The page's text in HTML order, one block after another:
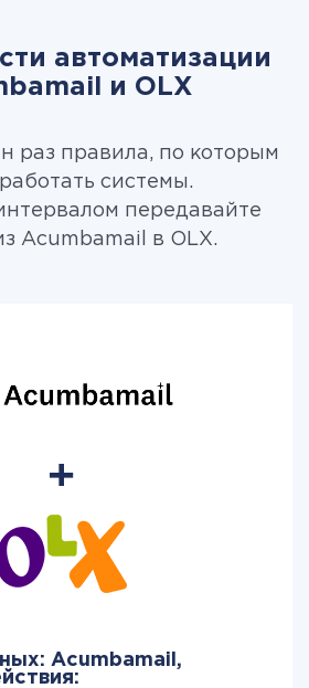
автоматизации
и OLX
раз правила, по которым
системы.
передавайте
Acumbamail в OLX.
Acumbamail,